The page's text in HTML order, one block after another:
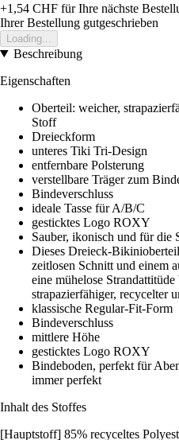
+1,54 CHF für Ihre nächste
Ihrer Bestellung gutgeschrieben
Loading...
Beschreibung
Eigenschaften
Oberteil: weicher,
Stoff
Dreieckform
unteres Tiki Tri-Design
entfernbare Polsterung
verstellbare Träger zum
Bindeverschluss
ideale Tasse für A/B/C
gesticktes Logo ROXY
Sauber, ikonisch und für die
Dieses Dreieck-
zeitlosen Schnitt und einem
eine mühelose
strapazierfähiger, recycelter
klassische Regular-Fit-Form
Bindeverschluss
mittlere Höhe
gesticktes Logo ROXY
Bindeboden, perfekt für
immer perfekt
Inhalt des Stoffes
[Hauptstoff] 85% recyceltes